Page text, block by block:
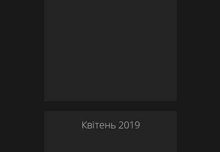
Квітень 2019